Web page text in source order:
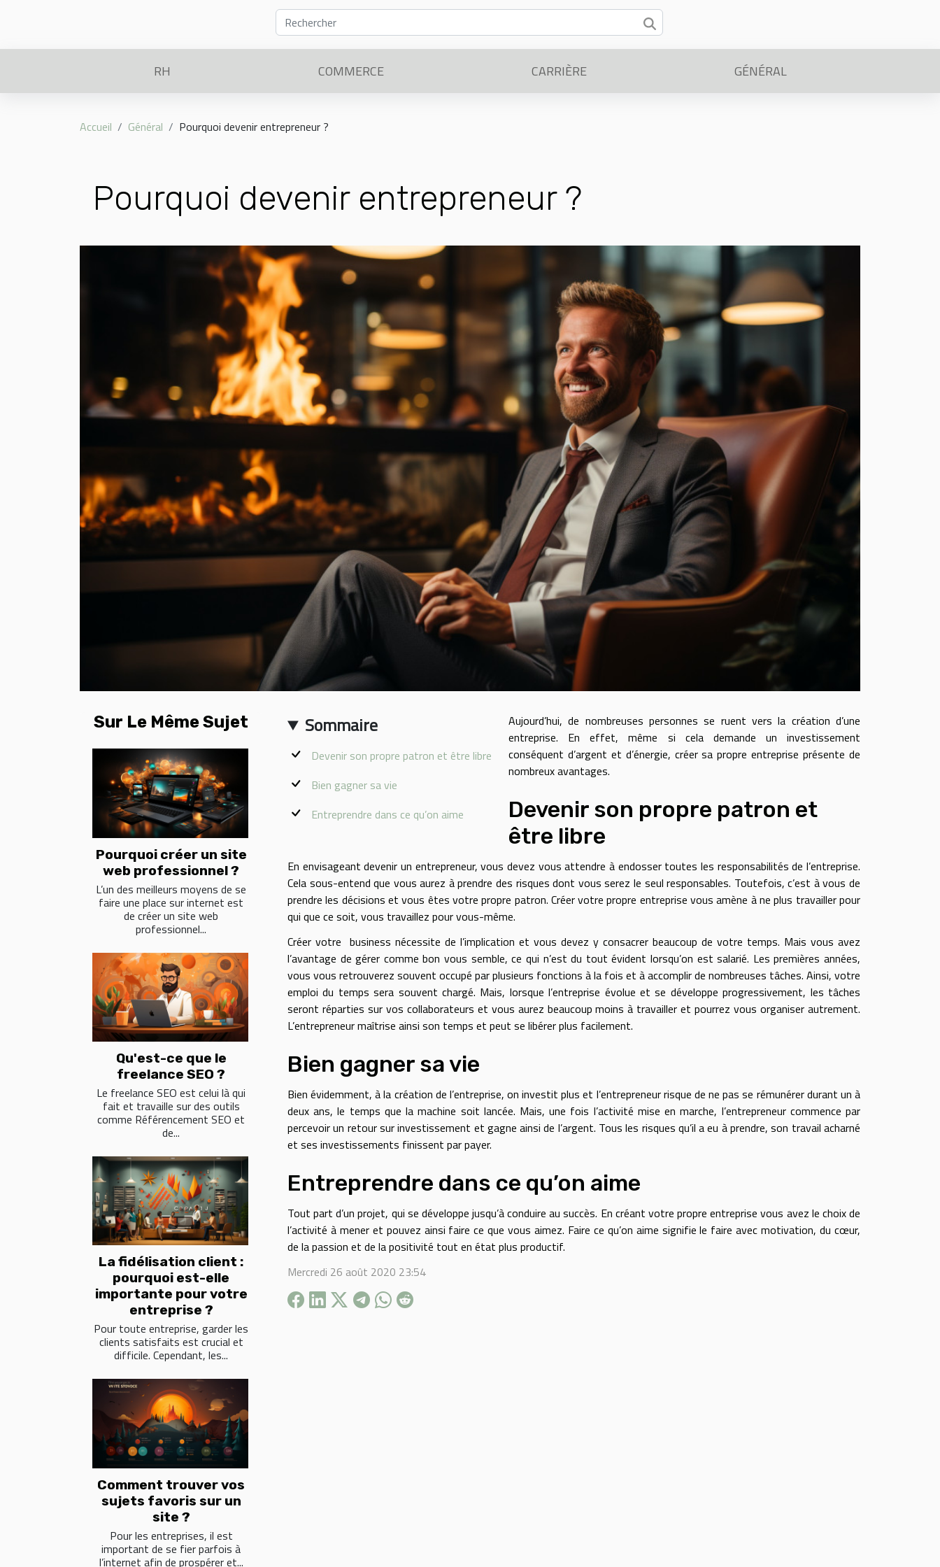
RH COMMERCE CARRIÈRE GÉNÉRAL
Accueil Général Pourquoi devenir entrepreneur ?
Pourquoi devenir entrepreneur ?
Sur Le Même Sujet
Pourquoi créer un site
web professionnel ?
L’un des meilleurs moyens de se
faire une place sur internet est
de créer un site web
professionnel...
Qu'est-ce que le
freelance SEO ?
Le freelance SEO est celui là qui
fait et travaille sur des outils
comme Référencement SEO et
de...
La fidélisation client :
pourquoi est-elle
importante pour votre
entreprise ?
Pour toute entreprise, garder les
clients satisfaits est crucial et
difficile. Cependant, les...
Comment trouver vos
sujets favoris sur un
site ?
Pour les entreprises, il est
important de se fier parfois à
l’internet afin de prospérer et...
Sommaire
Devenir son propre patron et être libre
Bien gagner sa vie
Entreprendre dans ce qu’on aime
Aujourd’hui, de nombreuses personnes se ruent vers la création d’une
entreprise. En effet, même si cela demande un investissement
conséquent d’argent et d’énergie, créer sa propre entreprise présente de
nombreux avantages.
Devenir son propre patron et
être libre
En envisageant devenir un entrepreneur, vous devez vous attendre à endosser toutes les responsabilités de l’entreprise.
Cela sous-entend que vous aurez à prendre des risques dont vous serez le seul responsables. Toutefois, c’est à vous de
prendre les décisions et vous êtes votre propre patron. Créer votre propre entreprise vous amène à ne plus travailler pour
qui que ce soit, vous travaillez pour vous-même.
Créer votre business nécessite de l’implication et vous devez y consacrer beaucoup de votre temps. Mais vous avez
l’avantage de gérer comme bon vous semble, ce qui n’est du tout évident lorsqu’on est salarié. Les premières années,
vous vous retrouverez souvent occupé par plusieurs fonctions à la fois et à accomplir de nombreuses tâches. Ainsi, votre
emploi du temps sera souvent chargé. Mais, lorsque l’entreprise évolue et se développe progressivement, les tâches
seront réparties sur vos collaborateurs et vous aurez beaucoup moins à travailler et pourrez vous organiser autrement.
L’entrepreneur maîtrise ainsi son temps et peut se libérer plus facilement.
Bien gagner sa vie
Bien évidemment, à la création de l’entreprise, on investit plus et l’entrepreneur risque de ne pas se rémunérer durant un à
deux ans, le temps que la machine soit lancée. Mais, une fois l’activité mise en marche, l’entrepreneur commence par
percevoir un retour sur investissement et gagne ainsi de l’argent. Tous les risques qu’il a eu à prendre, son travail acharné
et ses investissements finissent par payer.
Entreprendre dans ce qu’on aime
Tout part d’un projet, qui se développe jusqu’à conduire au succès. En créant votre propre entreprise vous avez le choix de
l’activité à mener et pouvez ainsi faire ce que vous aimez. Faire ce qu’on aime signifie le faire avec motivation, du cœur,
de la passion et de la positivité tout en état plus productif.
Mercredi 26 août 2020 23:54